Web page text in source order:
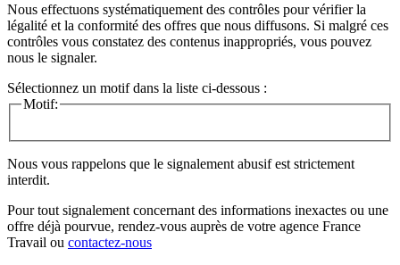
Nous effectuons systématiquement des contrôles pour vérifier la
légalité et la conformité des offres que nous diffusons. Si malgré ces
contrôles vous constatez des contenus inappropriés, vous pouvez
nous le signaler.
Sélectionnez un motif dans la liste ci-dessous :
Motif:
Nous vous rappelons que le signalement abusif est strictement
interdit.
Pour tout signalement concernant des informations inexactes ou une
offre déjà pourvue, rendez-vous auprès de votre agence France
Travail ou contactez-nous